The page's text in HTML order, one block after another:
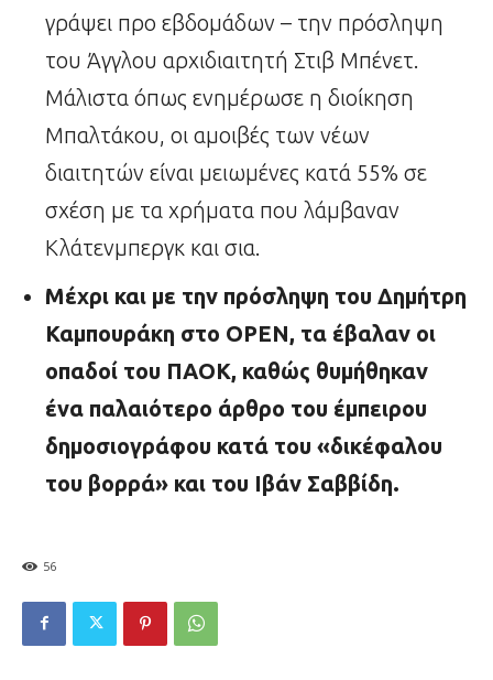
γράψει προ εβδομάδων – την πρόσληψη
του Άγγλου αρχιδιαιτητή Στιβ Μπένετ.
Μάλιστα όπως ενημέρωσε η διοίκηση
Μπαλτάκου, οι αμοιβές των νέων
διαιτητών είναι μειωμένες κατά 55% σε
σχέση με τα χρήματα που λάμβαναν
Κλάτενμπεργκ και σια.
Μέχρι και με την πρόσληψη του Δημήτρη
Καμπουράκη στο OPEN, τα έβαλαν οι
οπαδοί του ΠΑΟΚ, καθώς θυμήθηκαν
ένα παλαιότερο άρθρο του έμπειρου
δημοσιογράφου κατά του «δικέφαλου
του βορρά» και του Ιβάν Σαββίδη.
56